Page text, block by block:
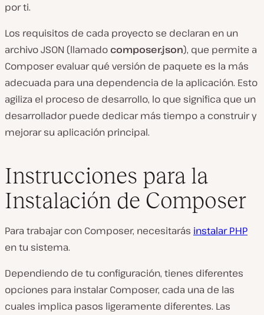
por ti.
Los requisitos de cada proyecto se declaran en un
archivo JSON (llamado composer.json), que permite a
Composer evaluar qué versión de paquete es la más
adecuada para una dependencia de la aplicación. Esto
agiliza el proceso de desarrollo, lo que significa que un
desarrollador puede dedicar más tiempo a construir y
mejorar su aplicación principal.
Instrucciones para la
Instalación de Composer
Para trabajar con Composer, necesitarás instalar PHP
en tu sistema.
Dependiendo de tu configuración, tienes diferentes
opciones para instalar Composer, cada una de las
cuales implica pasos ligeramente diferentes. Las